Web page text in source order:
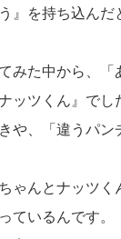
を持ち込んだ
みた中から、
ッツくん』でし
や、「違うパ
ゃんとナッツ
ているんです。